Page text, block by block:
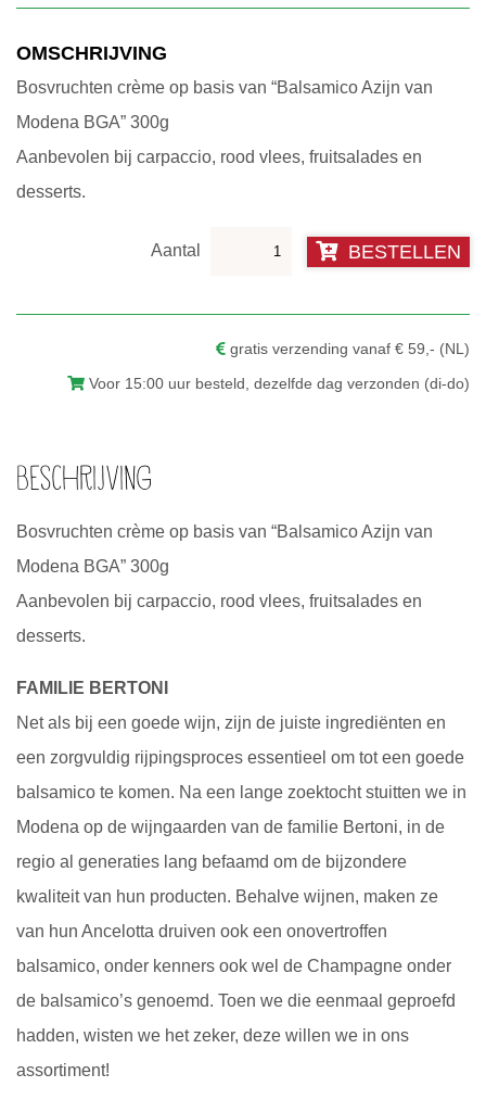
OMSCHRIJVING
Bosvruchten crème op basis van “Balsamico Azijn van
Modena BGA” 300g
Aanbevolen bij carpaccio, rood vlees, fruitsalades en
desserts.
Balsamico
Bosvruchten
aantal
BESTELLEN
gratis verzending vanaf € 59,- (NL)
Voor 15:00 uur besteld, dezelfde dag verzonden (di-do)
Beschrijving
Bosvruchten crème op basis van “Balsamico Azijn van
Modena BGA” 300g
Aanbevolen bij carpaccio, rood vlees, fruitsalades en
desserts.
FAMILIE BERTONI
Net als bij een goede wijn, zijn de juiste ingrediënten en
een zorgvuldig rijpingsproces essentieel om tot een goede
balsamico te komen. Na een lange zoektocht stuitten we in
Modena op de wijngaarden van de familie Bertoni, in de
regio al generaties lang befaamd om de bijzondere
kwaliteit van hun producten. Behalve wijnen, maken ze
van hun Ancelotta druiven ook een onovertroffen
balsamico, onder kenners ook wel de Champagne onder
de balsamico’s genoemd. Toen we die eenmaal geproefd
hadden, wisten we het zeker, deze willen we in ons
assortiment!